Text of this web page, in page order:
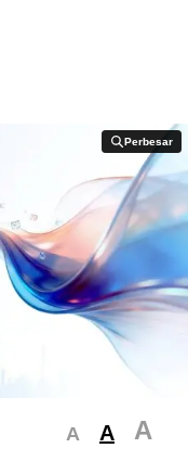
Perbesar
Perbesar
A A A